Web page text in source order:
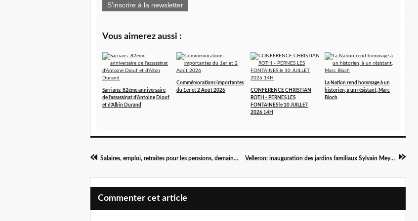
S'inscrire à la newsletter
Vous aimerez aussi :
Sarrians: 82ème anniversaire
de l'assassinat d'Antoine Diouf
et d'Albin Durand
Commémorations importantes
du 1er et 2 Août 2026
CONFERENCE CHRISTIAN
ROTH - PERNES LES
FONTAINES le 10 JUILLET
2026 14H
La Nation rend hommage à un
historien, à un résistant, Marc
Bloch
Salaires, emploi, retraites pour les pensions, demain grèves et manifestations. Le tract du PCF Velleron: inauguration des jardins familiaux Sylvain Meyer (Commandant Gervais dans la Résistance)
Commenter cet article